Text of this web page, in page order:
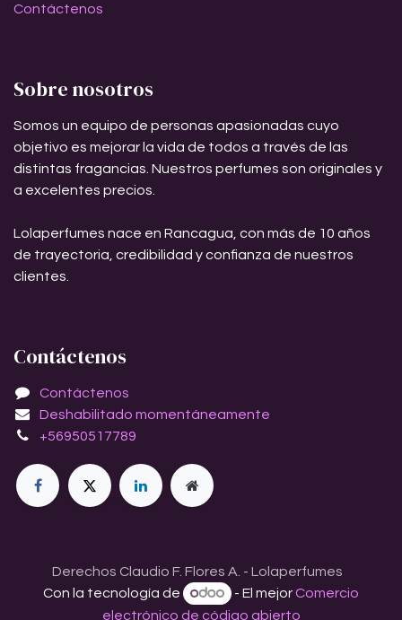
Contáctenos
Sobre nosotros
Somos un equipo de personas apasionadas cuyo
objetivo es mejorar la vida de todos a través de las
distintas fragancias. Nuestros perfumes son originales y
a excelentes precios.
Lolaperfumes nace en Rancagua, con más de 10 años
de trayectoria, credibilidad y confianza de nuestros
clientes.
Contáctenos
Contáctenos
Deshabilitado momentáneamente
+56950517789
Derechos Claudio F. Flores A. - Lolaperfumes
Con la tecnología de
- El mejorComercio
electrónico de código abierto